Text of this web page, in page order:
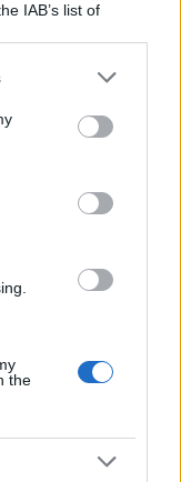
IAB’s list of
us to third parties
or more Google
including but
You may click to
party tags to
the